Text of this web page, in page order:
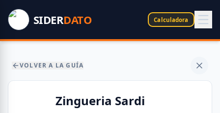
SIDERDATO Calculadora
VOLVER A LA GUÍA
Zingueria Sardi